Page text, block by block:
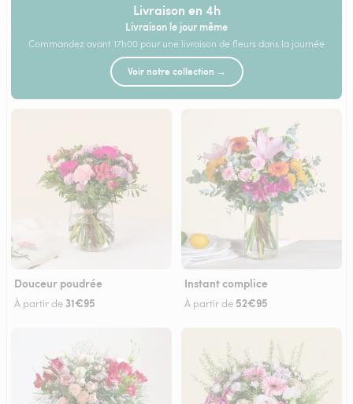
Livraison en 4h
Livraison le jour même
Commandez avant 17h00 pour une livraison de fleurs dans la journée
Voir notre collection →
Douceur poudrée
À partir de 31€95
Instant complice
À partir de 52€95